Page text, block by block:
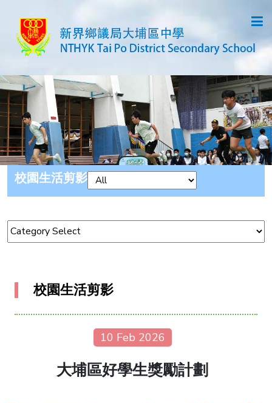
校園生活剪影
校園生活剪影
10 Feb 2026
大埔區好學生獎勵計劃